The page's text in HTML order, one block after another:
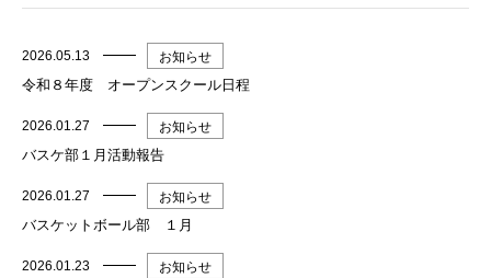
2026.05.13 お知らせ
令和８年度 オープンスクール日程
2026.01.27 お知らせ
バスケ部１月活動報告
2026.01.27 お知らせ
バスケットボール部 １月
2026.01.23 お知らせ